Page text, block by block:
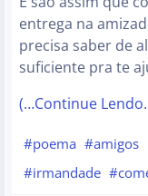
entrega na
precisa saber de
suficiente pra te
(…Continue
#poema #amigos
#irmandade